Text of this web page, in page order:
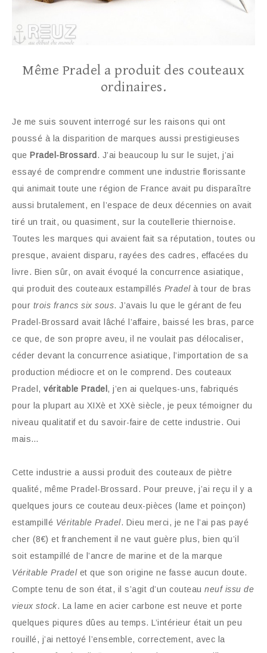
Même Pradel a produit des couteaux
ordinaires.
Je me suis souvent interrogé sur les raisons qui ont
poussé à la disparition de marques aussi prestigieuses
que Pradel-Brossard . J’ai beaucoup lu sur le sujet, j’ai
essayé de comprendre comment une industrie florissante
qui animait toute une région de France avait pu disparaître
aussi brutalement, en l’espace de deux décennies on avait
tiré un trait, ou quasiment, sur la coutellerie thiernoise.
Toutes les marques qui avaient fait sa réputation, toutes ou
presque, avaient disparu, rayées des cadres, effacées du
livre. Bien sûr, on avait évoqué la concurrence asiatique,
qui produit des couteaux estampillés Pradelà tour de bras
pour trois francs six sous. J’avais lu que le gérant de feu
Pradel-Brossard avait lâché l’affaire, baissé les bras, parce
ce que, de son propre aveu, il ne voulait pas délocaliser,
céder devant la concurrence asiatique, l’importation de sa
production médiocre et on le comprend. Des couteaux
Pradel, véritable Pradel , j’en ai quelques-uns, fabriqués
pour la plupart au XIXè et XXè siècle, je peux témoigner du
niveau qualitatif et du savoir-faire de cette industrie. Oui
mais…
Cette industrie a aussi produit des couteaux de piètre
qualité, même Pradel-Brossard. Pour preuve, j’ai reçu il y a
quelques jours ce couteau deux-pièces (lame et poinçon)
estampillé Véritable Pradel. Dieu merci, je ne l’ai pas payé
cher (8€) et franchement il ne vaut guère plus, bien qu’il
soit estampillé de l’ancre de marine et de la marque
Véritable Pradelet que son origine ne fasse aucun doute.
Compte tenu de son état, il s’agit d’un couteau neuf issu de
vieux stock. La lame en acier carbone est neuve et porte
quelques piqures dûes au temps. L’intérieur était un peu
rouillé, j’ai nettoyé l’ensemble, correctement, avec la